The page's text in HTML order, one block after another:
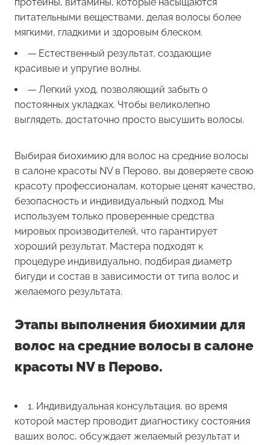
питательными веществами, делая волосы более
мягкими, гладкими и здоровым блеском.
— Естественный результат, создающие
красивые и упругие волны.
— Легкий уход, позволяющий забыть о
постоянных укладках. Чтобы великолепно
выглядеть, достаточно просто высушить волосы.
Выбирая биохимию для волос на средние волосы
в салоне красоты NV в Перово, вы доверяете свою
красоту профессионалам, которые ценят качество,
безопасность и индивидуальный подход. Мы
используем только проверенные средства
мировых производителей, что гарантирует
хороший результат. Мастера подходят к
процедуре индивидуально, подбирая диаметр
бигуди и состав в зависимости от типа волос и
желаемого результата.
Этапы выполнения биохимии для
волос на средние волосы в салоне
красоты NV в Перово.
1. Индивидуальная консультация, во время
которой мастер проводит диагностику состояния
ваших волос, обсуждает желаемый результат и